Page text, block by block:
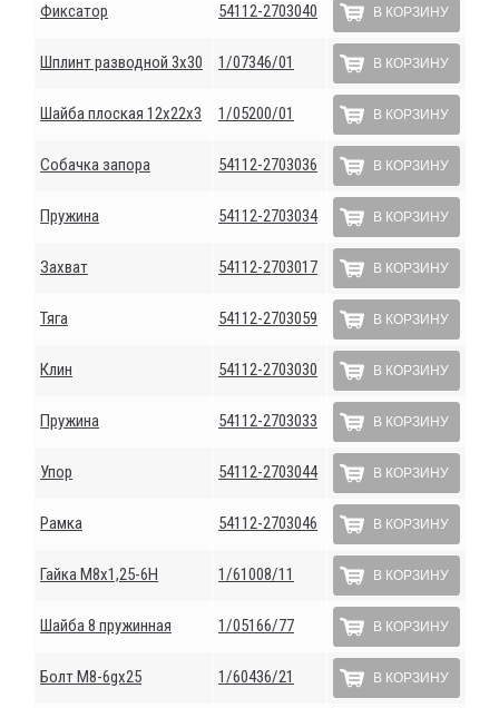
Фиксатор 54112-2703040 В КОРЗИНУ
Шплинт разводной 3х30 1/07346/01 В КОРЗИНУ
Шайба плоская 12х22х3 1/05200/01 В КОРЗИНУ
Собачка запора 54112-2703036 В КОРЗИНУ
Пружина 54112-2703034 В КОРЗИНУ
Захват 54112-2703017 В КОРЗИНУ
Тяга 54112-2703059 В КОРЗИНУ
Клин 54112-2703030 В КОРЗИНУ
Пружина 54112-2703033 В КОРЗИНУ
Упор 54112-2703044 В КОРЗИНУ
Рамка 54112-2703046 В КОРЗИНУ
Гайка М8х1,25-6Н 1/61008/11 В КОРЗИНУ
Шайба 8 пружинная 1/05166/77 В КОРЗИНУ
Болт М8-6gх25 1/60436/21 В КОРЗИНУ